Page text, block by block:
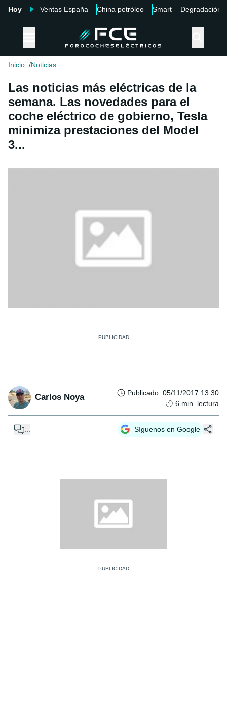
Hoy Ventas España China petróleo Smart Degradación
Inicio Noticias
Las noticias más eléctricas de la
semana. Las novedades para el
coche eléctrico de gobierno, Tesla
minimiza prestaciones del Model
3...
Carlos Noya Publicado: 05/11/2017 13:30
6 min. lectura
Síguenos en Google